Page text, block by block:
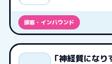
接客・インバウンド
「神経質にな